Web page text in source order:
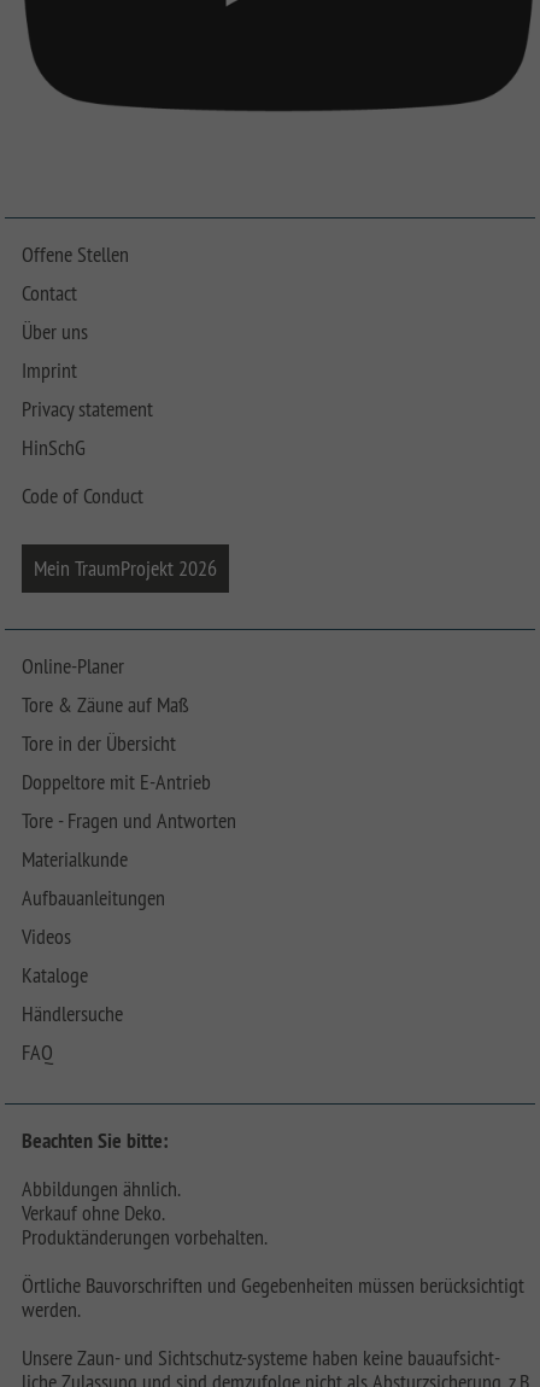
Offene Stellen
Contact
Über uns
Imprint
Privacy statement
HinSchG
Code of Conduct
Mein TraumProjekt 2026
Online-Planer
Tore & Zäune auf Maß
Tore in der Übersicht
Doppeltore mit E-Antrieb
Tore - Fragen und Antworten
Materialkunde
Aufbauanleitungen
Videos
Kataloge
Händlersuche
FAQ
Beachten Sie bitte:
Abbildungen ähnlich.
Verkauf ohne Deko.
Produktänderungen vorbehalten.
Örtliche Bauvorschriften und Gegebenheiten müssen berücksichtigt
werden.
Unsere Zaun- und Sichtschutz-systeme haben keine bauaufsicht-